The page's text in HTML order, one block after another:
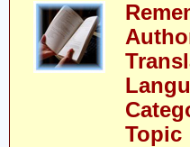
Topic